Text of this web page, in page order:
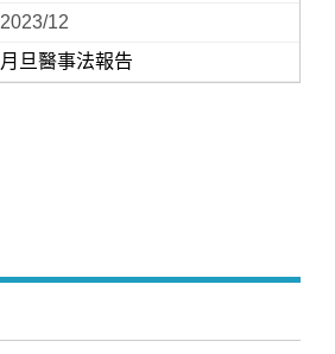
2023/12
月旦醫事法報告